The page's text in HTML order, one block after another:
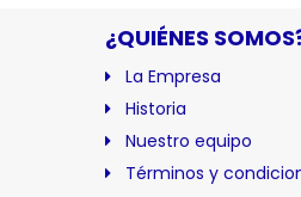
¿QUIÉNES
La Empresa
Historia
Nuestro equipo
Términos y